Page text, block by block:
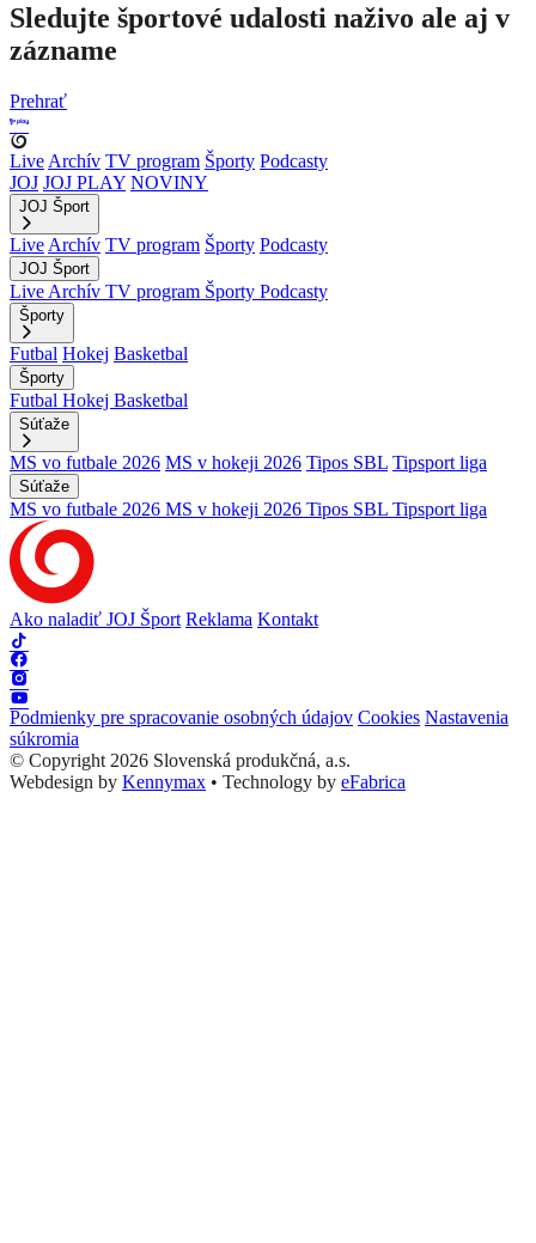
Sledujte športové udalosti naživo ale aj v
zázname
Prehrať
Live Archív TV program Športy Podcasty
JOJ JOJ PLAY NOVINY
JOJ Šport
Live Archív TV program Športy Podcasty
JOJ Šport
Live Archív TV program Športy Podcasty
Športy
Futbal Hokej Basketbal
Športy
Futbal Hokej Basketbal
Súťaže
MS vo futbale 2026 MS v hokeji 2026 Tipos SBL Tipsport liga
Súťaže
MS vo futbale 2026 MS v hokeji 2026 Tipos SBL Tipsport liga
Ako naladiť JOJ Šport Reklama Kontakt
Podmienky pre spracovanie osobných údajov Cookies Nastavenia
súkromia
© Copyright 2026 Slovenská produkčná, a.s.
Webdesign by Kennymax • Technology by eFabrica